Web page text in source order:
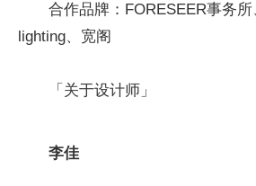
合作品牌：FORESEER事务
lighting、宽阁
「关于设计师」
李佳